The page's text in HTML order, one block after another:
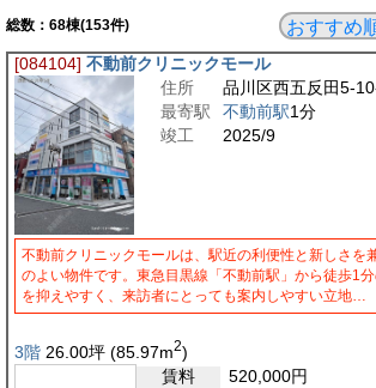
化。上大崎は閑静な環境にありながら交通至便
ル業にも適しています。多様なニーズに応え
アです。
総数： 68棟(153件)
[084104] 不動前クリニックモール
住所
品川区西五反田5-
最寄駅
不動前駅1分
竣工
2025/9
不動前クリニックモールは、駅近の利便性と新しさを
のよい物件です。東急目黒線「不動前駅」から徒歩1
を抑えやすく、来訪者にとっても案内しやすい立地…
3階 26.00坪 (85.97m2)
賃料
520,000円